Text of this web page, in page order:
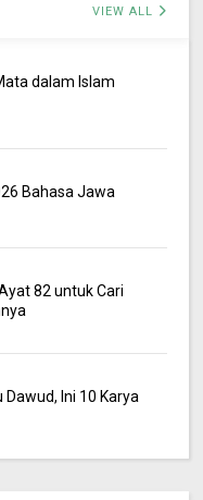
VIEW ALL
dalam Islam
Bahasa Jawa
82 untuk Cari
Ini 10 Karya